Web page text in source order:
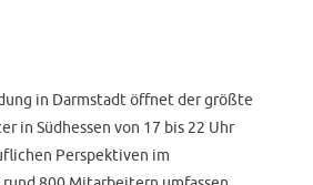
in Darmstadt öffnet der größte
in Südhessen von 17 bis 22 Uhr
Perspektiven im